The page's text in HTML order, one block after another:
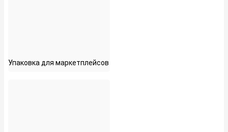
Упаковка для маркетплейсов